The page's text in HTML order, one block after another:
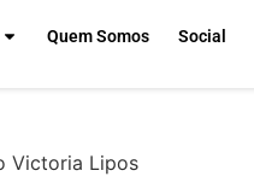
Quem Somos Social
Victoria Lipos